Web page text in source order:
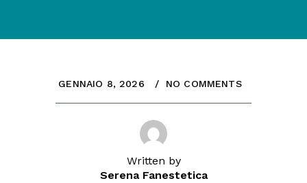
GENNAIO 8, 2026 NO COMMENTS
Written by
Serena Fanestetica